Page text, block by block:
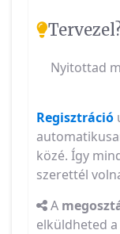
Nyitottad
Regisztráció
közé. Így
szerettél
A
elküldheted